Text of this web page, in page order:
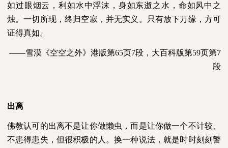
如过眼烟云，利如水中浮沫，身如东逝之水，命如风中之
烛。一切所现，终归空寂，并无实义。只有放下万缘，方可
证得真如。
——雪漠《空空之外》港版第65页7段，大百科版第59页第7
段
出离
佛教认可的出离不是让你做懒虫，而是让你做一个不计较、
不患得患失，但很积极的人。换一种说法，就是时时刻刻警